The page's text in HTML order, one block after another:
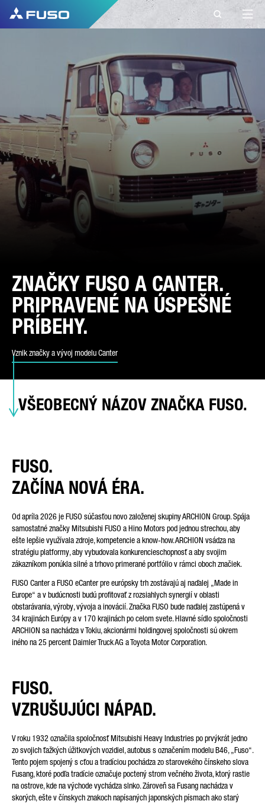
ZNAČKY FUSO A CANTER.
PRIPRAVENÉ NA ÚSPEŠNÉ
PRÍBEHY.
Vznik značky a vývoj modelu Canter
FUSO EUROPE
KONTAKT
Máte nejaké otázky?
Svoje dotazy nám pošlite cez tento kontaktný
formulár.
KRSTNÉ MENO*
TYP OTÁZKY*
VAŠA SPRÁVA (VOLITEĽNE)
Vaše údaje spracujeme, uložíme a použijeme starostlivo podľa
zákonných ustanovení o ochrane údajov podľa vášho súhlasu
a len na účely vybavenia vašej otázky. Ďalšie detaily o
Truck AG a takisto detailné oznámenia o vašich právach
nájdete v oznámeniach o ochrane údajov.
VŠEOBECNÝ NÁZOV ZNAČKA FUSO.
FUSO.
ZAČÍNA NOVÁ ÉRA.
Od apríla 2026 je FUSO súčasťou novo založenej skupiny ARCHION Group. Spája
samostatné značky Mitsubishi FUSO a Hino Motors pod jednou strechou, aby
ešte lepšie využívala zdroje, kompetencie a know-how. ARCHION vsádza na
stratégiu platformy, aby vybudovala konkurencieschopnosť a aby svojim
zákazníkom ponúkla silné a trhovo primerané portfólio v rámci oboch značiek.
FUSO Canter a FUSO eCanter pre európsky trh zostávajú aj naďalej „Made in
Europe“ a v budúcnosti budú profitovať z rozsiahlych synergií v oblasti
obstarávania, výroby, vývoja a inovácií. Značka FUSO bude naďalej zastúpená v
34 krajinách Európy a v 170 krajinách po celom svete. Hlavné sídlo spoločnosti
ARCHION sa nachádza v Tokiu, akcionármi holdingovej spoločnosti sú okrem
iného na 25 percent Daimler Truck AG a Toyota Motor Corporation.
FUSO.
VZRUŠUJÚCI NÁPAD.
V roku 1932 označila spoločnosť Mitsubishi Heavy Industries po prvýkrát jedno
zo svojich ťažkých úžitkových vozidiel, autobus s označením modelu B46, „Fuso“.
Tento pojem spojený s cťou a tradíciou pochádza zo starovekého čínskeho slova
Fusang, ktoré podľa tradície označuje poctený strom večného života, ktorý rastie
na ostrove, kde na východe vychádza slnko. Zároveň sa Fusang nachádza v
skorých, ešte v čínskych znakoch napísaných japonských písmach ako starý